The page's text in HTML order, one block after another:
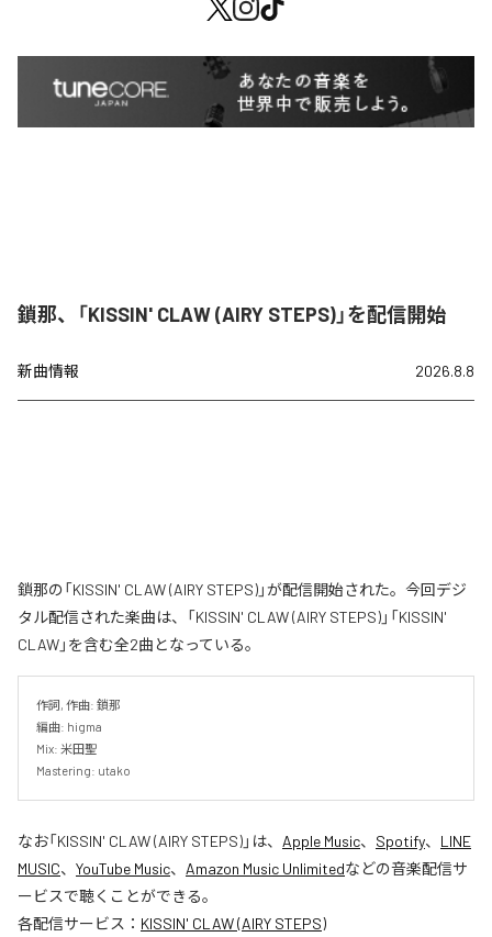
鎖那、「KISSIN' CLAW (AIRY STEPS)」を配信開始
新曲情報 2026.8.8
鎖那の「KISSIN' CLAW (AIRY STEPS)」が配信開始された。今回デジ
タル配信された楽曲は、「KISSIN' CLAW (AIRY STEPS)」「KISSIN'
CLAW」を含む全2曲となっている。
作詞, 作曲: 鎖那
編曲: higma
Mix: 米田聖
Mastering: utako
なお「KISSIN' CLAW (AIRY STEPS)」は、 Apple Music、 Spotify、 LINE
MUSIC、 YouTube Music、 Amazon Music Unlimitedなどの音楽配信サ
ービスで聴くことができる。
各配信サービス： KISSIN' CLAW (AIRY STEPS)